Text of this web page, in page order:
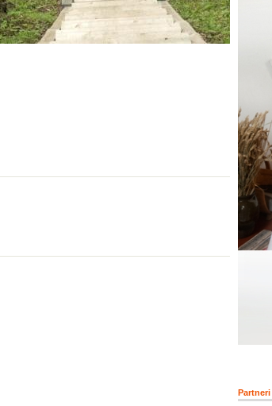
Partneri